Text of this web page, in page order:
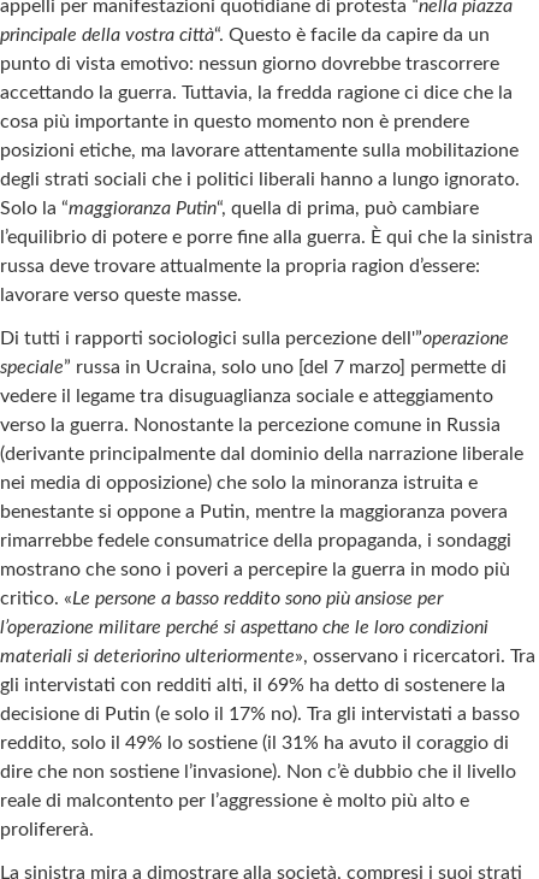
appelli per manifestazioni quotidiane di protesta “nella piazza
principale della vostra città“. Questo è facile da capire da un
punto di vista emotivo: nessun giorno dovrebbe trascorrere
accettando la guerra. Tuttavia, la fredda ragione ci dice che la
cosa più importante in questo momento non è prendere
posizioni etiche, ma lavorare attentamente sulla mobilitazione
degli strati sociali che i politici liberali hanno a lungo ignorato.
Solo la “maggioranza Putin“, quella di prima, può cambiare
l’equilibrio di potere e porre fine alla guerra. È qui che la sinistra
russa deve trovare attualmente la propria ragion d’essere:
lavorare verso queste masse.
Di tutti i rapporti sociologici sulla percezione dell'”operazione
speciale” russa in Ucraina, solo uno [del 7 marzo] permette di
vedere il legame tra disuguaglianza sociale e atteggiamento
verso la guerra. Nonostante la percezione comune in Russia
(derivante principalmente dal dominio della narrazione liberale
nei media di opposizione) che solo la minoranza istruita e
benestante si oppone a Putin, mentre la maggioranza povera
rimarrebbe fedele consumatrice della propaganda, i sondaggi
mostrano che sono i poveri a percepire la guerra in modo più
critico. «Le persone a basso reddito sono più ansiose per
l’operazione militare perché si aspettano che le loro condizioni
materiali si deteriorino ulteriormente», osservano i ricercatori. Tra
gli intervistati con redditi alti, il 69% ha detto di sostenere la
decisione di Putin (e solo il 17% no). Tra gli intervistati a basso
reddito, solo il 49% lo sostiene (il 31% ha avuto il coraggio di
dire che non sostiene l’invasione). Non c’è dubbio che il livello
reale di malcontento per l’aggressione è molto più alto e
prolifererà.
La sinistra mira a dimostrare alla società, compresi i suoi strati